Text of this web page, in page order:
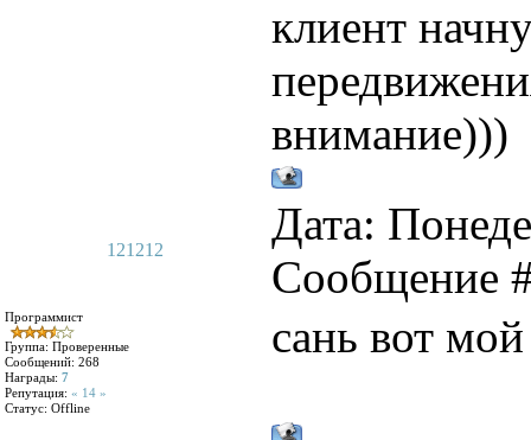
клиент
внимание)))
121212
Дата:
Сообщение
Программист
Группа: Проверенные
Сообщений: 268
Награды: 7
Репутация: « 14 »
Статус: Offline
сань вот